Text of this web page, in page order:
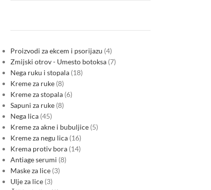
Proizvodi za ekcem i psorijazu 4
Zmijski otrov - Umesto botoksa 7
Nega ruku i stopala 18
Kreme za ruke 8
Kreme za stopala 6
Sapuni za ruke 8
Nega lica 45
Kreme za akne i bubuljice 5
Kreme za negu lica 16
Krema protiv bora 14
Antiage serumi 8
Maske za lice 3
Ulje za lice 3